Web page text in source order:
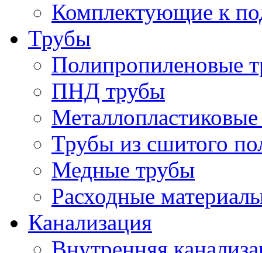
Комплектующие к
Трубы
Полипропиленовые
ПНД трубы
Трубы из сшитого
Медные трубы
Расходные
Канализация